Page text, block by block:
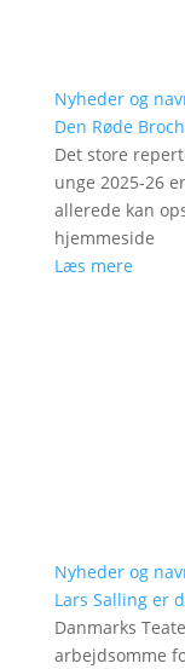
Nyheder og
Den Røde
Det store
unge 2025-26
allerede kan
hjemmeside
Læs mere
Nyheder og
Lars Salling er
Danmarks
arbejdsomme